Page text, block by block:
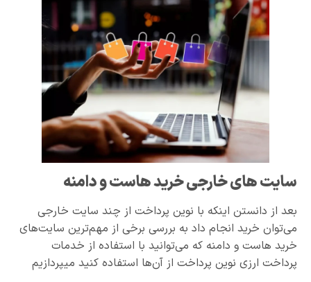
سایت های خارجی خرید هاست و دامنه
بعد از دانستن اینکه با نوین پرداخت از چند سایت خارجی
می‌توان خرید انجام داد به بررسی برخی از مهم‌ترین سایت‌های
خرید هاست و دامنه که می‌توانید با استفاده از خدمات
پرداخت ارزی نوین پرداخت از آن‌ها استفاده کنید میپردازیم